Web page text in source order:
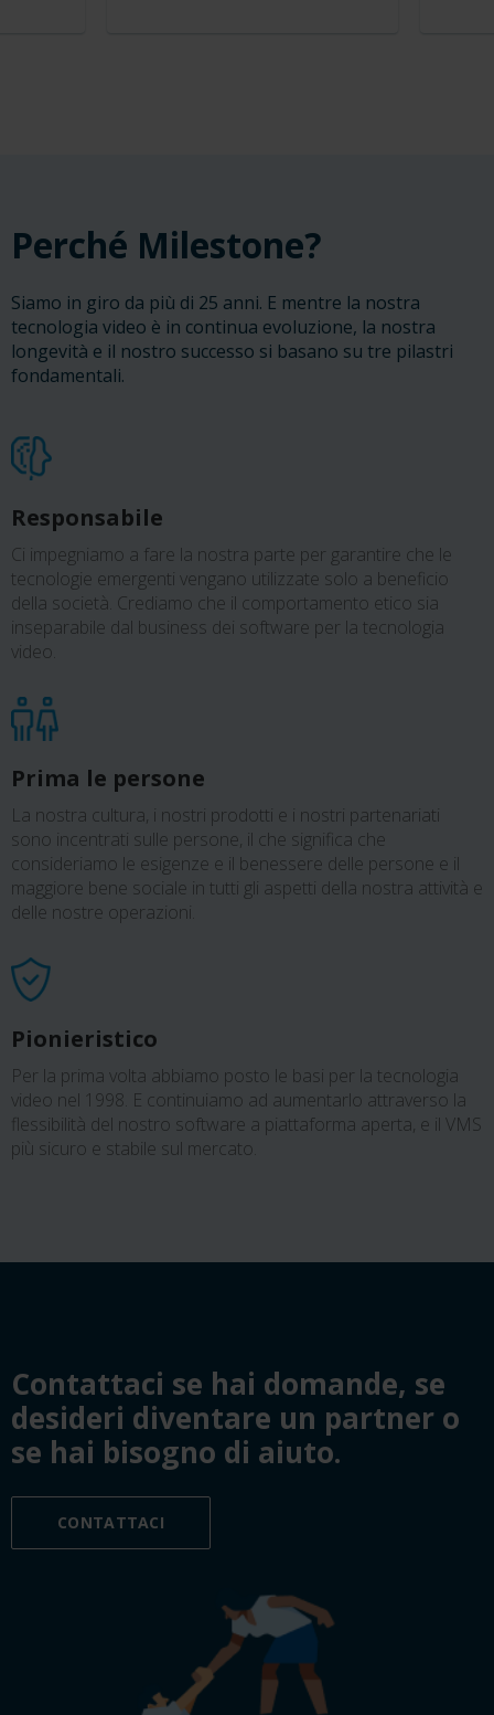
Perché Milestone?
Siamo in giro da più di 25 anni. E mentre la nostra
tecnologia video è in continua evoluzione, la nostra
longevità e il nostro successo si basano su tre pilastri
fondamentali.
Responsabile
Ci impegniamo a fare la nostra parte per garantire che le
tecnologie emergenti vengano utilizzate solo a beneficio
della società. Crediamo che il comportamento etico sia
inseparabile dal business dei software per la tecnologia
video.
Prima le persone
La nostra cultura, i nostri prodotti e i nostri partenariati
sono incentrati sulle persone, il che significa che
consideriamo le esigenze e il benessere delle persone e il
maggiore bene sociale in tutti gli aspetti della nostra attività e
delle nostre operazioni.
Pionieristico
Per la prima volta abbiamo posto le basi per la tecnologia
video nel 1998. E continuiamo ad aumentarlo attraverso la
flessibilità del nostro software a piattaforma aperta, e il VMS
più sicuro e stabile sul mercato.
‎Contattaci se hai domande, se
desideri diventare un partner o
se hai bisogno di aiuto.
CONTATTACI